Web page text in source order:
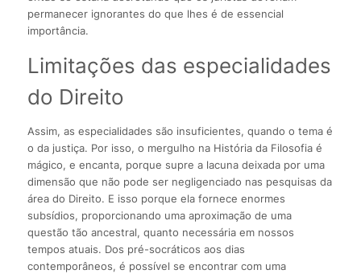
permanecer ignorantes do que lhes é de essencial
importância.
Limitações das especialidades
do Direito
Assim, as especialidades são insuficientes, quando o tema é
o da justiça. Por isso, o mergulho na História da Filosofia é
mágico, e encanta, porque supre a lacuna deixada por uma
dimensão que não pode ser negligenciado nas pesquisas da
área do Direito. E isso porque ela fornece enormes
subsídios, proporcionando uma aproximação de uma
questão tão ancestral, quanto necessária em nossos
tempos atuais. Dos pré-socráticos aos dias
contemporâneos, é possível se encontrar com uma